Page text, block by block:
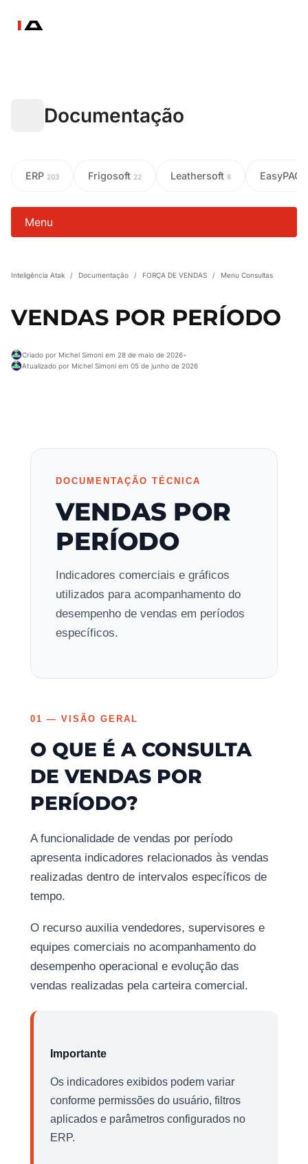
Documentação
ERP 203 Frigosoft 22 Leathersoft 8 EasyPAC
Menu
Inteligência Atak / Documentação / FORÇA DE VENDAS / Menu Consultas
VENDAS POR PERÍODO
Criado por Michel Simoni em 28 de maio de 2026•
Atualizado por Michel Simoni em 05 de junho de 2026
DOCUMENTAÇÃO TÉCNICA
VENDAS POR
PERÍODO
Indicadores comerciais e gráficos
utilizados para acompanhamento do
desempenho de vendas em períodos
específicos.
01 — VISÃO GERAL
O QUE É A CONSULTA
DE VENDAS POR
PERÍODO?
A funcionalidade de vendas por período
apresenta indicadores relacionados às vendas
realizadas dentro de intervalos específicos de
tempo.
O recurso auxilia vendedores, supervisores e
equipes comerciais no acompanhamento do
desempenho operacional e evolução das
vendas realizadas pela carteira comercial.
Importante
Os indicadores exibidos podem variar
conforme permissões do usuário, filtros
aplicados e parâmetros configurados no
ERP.